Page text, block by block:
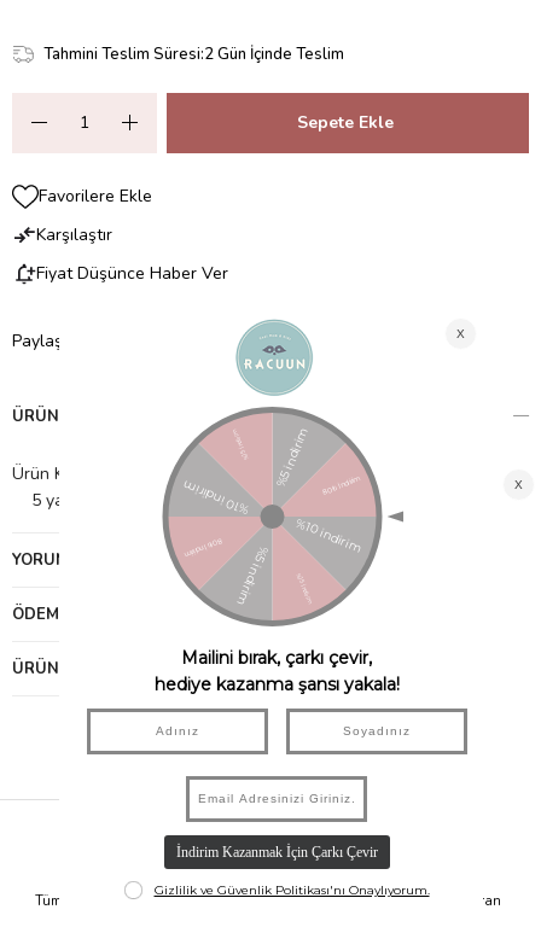
Tahmini Teslim Süresi:2 Gün İçinde Teslim
Favorilere Ekle
Karşılaştır
Fiyat Düşünce Haber Ver
Paylaş
ÜRÜN ÖZELLIKLERI
Ürün Kutu Ölçüleri: 13,5x21x3,5
5 yaş ve üzeri çocuklar için uygundur.
YORUMLAR
ÖDEME SEÇENEKLERI
ÜRÜN ÖNERILERI
Hızlı Kargo
Tüm Siparişleriniz Aynı Gün 14.00'a
Tüm Ürünlerde 6 Aya Kadar Varan